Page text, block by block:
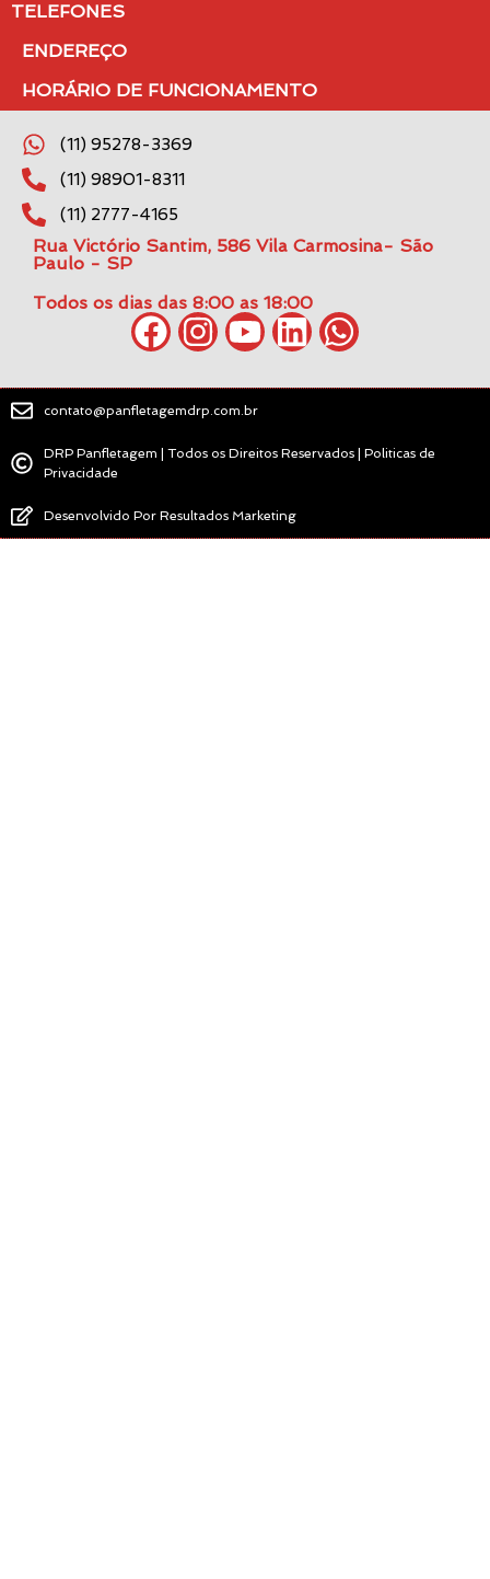
TELEFONES
ENDEREÇO
HORÁRIO DE FUNCIONAMENTO
(11) 95278-3369
(11) 98901-8311
(11) 2777-4165
Rua Victório Santim, 586 Vila Carmosina- São
Paulo - SP
Todos os dias das 8:00 as 18:00
contato@panfletagemdrp.com.br
DRP Panfletagem | Todos os Direitos Reservados | Politicas de
Privacidade
Desenvolvido Por Resultados Marketing